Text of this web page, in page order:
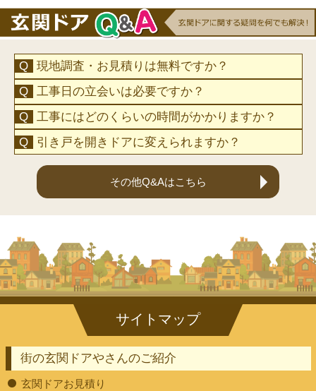
現地調査・お見積りは無料ですか？
工事日の立会いは必要ですか？
工事にはどのくらいの時間がかかりますか？
引き戸を開きドアに変えられますか？
その他Q&Aはこちら
街の玄関ドアやさんのご紹介
玄関ドアお見積り